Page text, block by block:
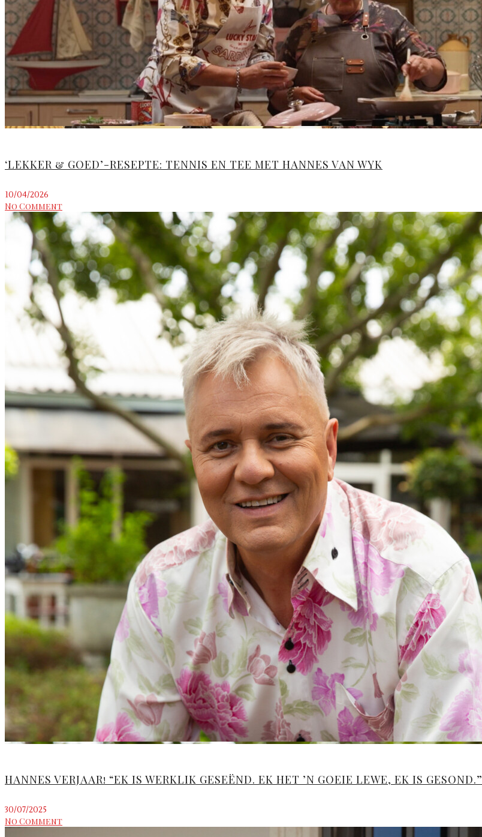
‘LEKKER & GOED’-RESEPTE: TENNIS EN TEE MET HANNES VAN WYK
10/04/2026
No Comment
HANNES VERJAAR! “EK IS WERKLIK GESEËND. EK HET ’N GOEIE LEWE, EK IS GESOND.”
30/07/2025
No Comment